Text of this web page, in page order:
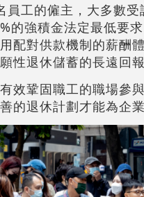
工的僱主，大多數
的強積金法定最低要
配對供款機制的薪酬
性退休儲蓄的長遠回報
效鞏固職工的職場參
的退休計劃才能為企